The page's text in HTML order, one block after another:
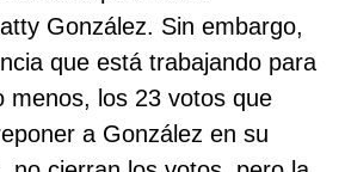
González. Sin embargo,
que está trabajando para
menos, los 23 votos que
a González en su